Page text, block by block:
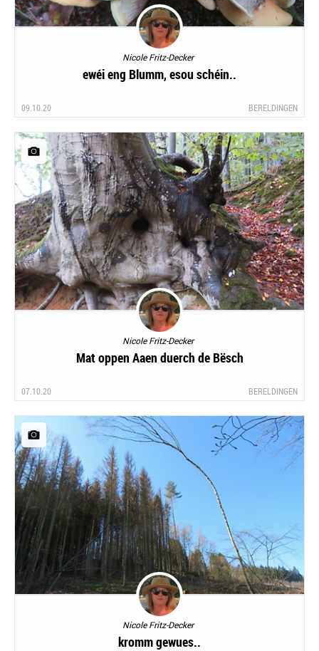
Nicole Fritz-Decker
ewéi eng Blumm, esou schéin..
09.10.20 BERELDINGEN
Nicole Fritz-Decker
Mat oppen Aaen duerch de Bësch
07.10.20 BERELDINGEN
Nicole Fritz-Decker
kromm gewues..